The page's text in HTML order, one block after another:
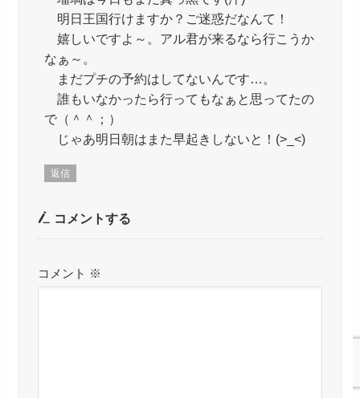
明日王国行けますか？ご迷惑だなんて！
嬉しいですよ～。アル君が来るなら行こうか
なぁ～。
まだプチの予約はしてないんです…。
誰もいなかったら行ってもなぁと思ってたの
で（＾＾；）
じゃあ明日朝はまた早起きしないと！(>_<)
返信
コメントする
コメント ※